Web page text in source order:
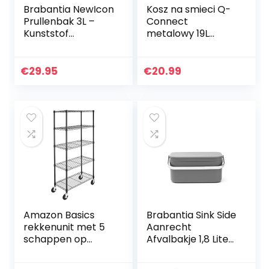
Brabantia NewIcon
Prullenbak 3L –
Kunststof
€29.95
Kosz na smieci Q-
Connect
metalowy 19L
€20.99
Amazon Basics
rekkenunit met 5
schappen op
Brabantia Sink Side
Aanrecht
Afvalbakje 1,8 Liter